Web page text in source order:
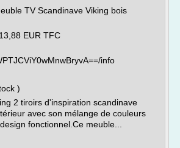
TV Scandinave Viking bois
EUR TFC
info
)
2 tiroirs d'inspiration scandinave
avec son mélange de couleurs
fonctionnel.Ce meuble...